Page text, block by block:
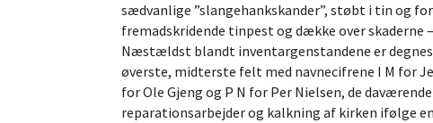
sædvanlige ”slangehankskander”, støbt i tin og
fremadskridende tinpest og dække over skaderne
Næstældst blandt inventargenstandene er
øverste, midterste felt med navnecifrene I M for
for Ole Gjeng og P N for Per Nielsen, de
reparationsarbejder og kalkning af kirken ifølge